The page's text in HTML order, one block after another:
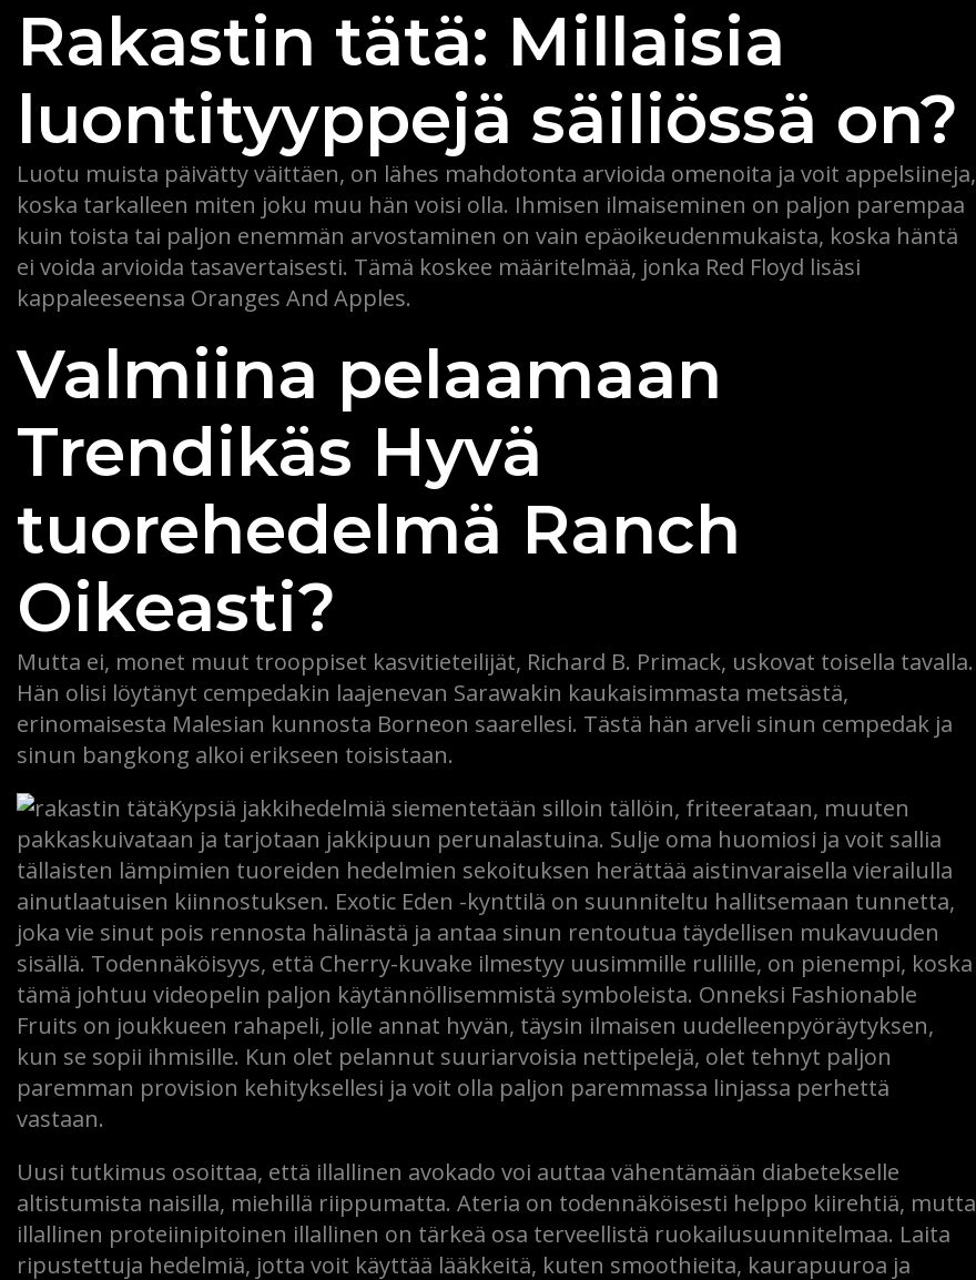
Rakastin tätä: Millaisia ​​
luontityyppejä säiliössä on?
Luotu muista päivätty väittäen, on lähes mahdotonta arvioida omenoita ja voit appelsiineja,
koska tarkalleen miten joku muu hän voisi olla. Ihmisen ilmaiseminen on paljon parempaa
kuin toista tai paljon enemmän arvostaminen on vain epäoikeudenmukaista, koska häntä
ei voida arvioida tasavertaisesti. Tämä koskee määritelmää, jonka Red Floyd lisäsi
kappaleeseensa Oranges And Apples.
Valmiina pelaamaan
Trendikäs Hyvä
tuorehedelmä Ranch
Oikeasti?
Mutta ei, monet muut trooppiset kasvitieteilijät, Richard B. Primack, uskovat toisella tavalla.
Hän olisi löytänyt cempedakin laajenevan Sarawakin kaukaisimmasta metsästä,
erinomaisesta Malesian kunnosta Borneon saarellesi. Tästä hän arveli sinun cempedak ja
sinun bangkong alkoi erikseen toisistaan.
Kypsiä jakkihedelmiä siementetään silloin tällöin, friteerataan, muuten
pakkaskuivataan ja tarjotaan jakkipuun perunalastuina. Sulje oma huomiosi ja voit sallia
tällaisten lämpimien tuoreiden hedelmien sekoituksen herättää aistinvaraisella vierailulla
ainutlaatuisen kiinnostuksen. Exotic Eden -kynttilä on suunniteltu hallitsemaan tunnetta,
joka vie sinut pois rennosta hälinästä ja antaa sinun rentoutua täydellisen mukavuuden
sisällä. Todennäköisyys, että Cherry-kuvake ilmestyy uusimmille rullille, on pienempi, koska
tämä johtuu videopelin paljon käytännöllisemmistä symboleista. Onneksi Fashionable
Fruits on joukkueen rahapeli, jolle annat hyvän, täysin ilmaisen uudelleenpyöräytyksen,
kun se sopii ihmisille. Kun olet pelannut suuriarvoisia nettipelejä, olet tehnyt paljon
paremman provision kehityksellesi ja voit olla paljon paremmassa linjassa perhettä
vastaan.
Uusi tutkimus osoittaa, että illallinen avokado voi auttaa vähentämään diabetekselle
altistumista naisilla, miehillä riippumatta. Ateria on todennäköisesti helppo kiirehtiä, mutta
illallinen proteiinipitoinen illallinen on tärkeä osa terveellistä ruokailusuunnitelmaa. Laita
ripustettuja hedelmiä, jotta voit käyttää lääkkeitä, kuten smoothieita, kaurapuuroa ja